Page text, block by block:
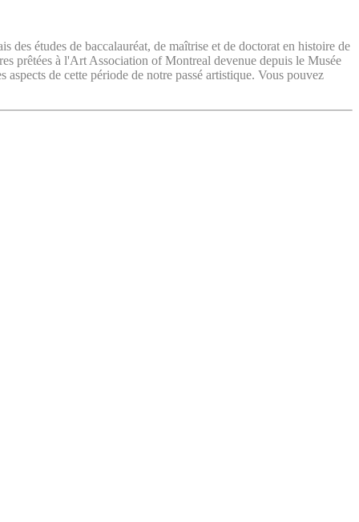
des études de baccalauréat, de maîtrise et de doctorat en histoire de
prêtées à l'Art Association of Montreal devenue depuis le Musée
de cette période de notre passé artistique. Vous pouvez